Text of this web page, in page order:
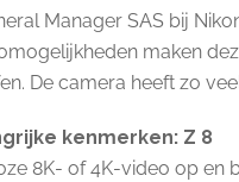
Manager SAS bij
maken
De camera heeft zo
kenmerken: Z 8
8K- of 4K-video op en